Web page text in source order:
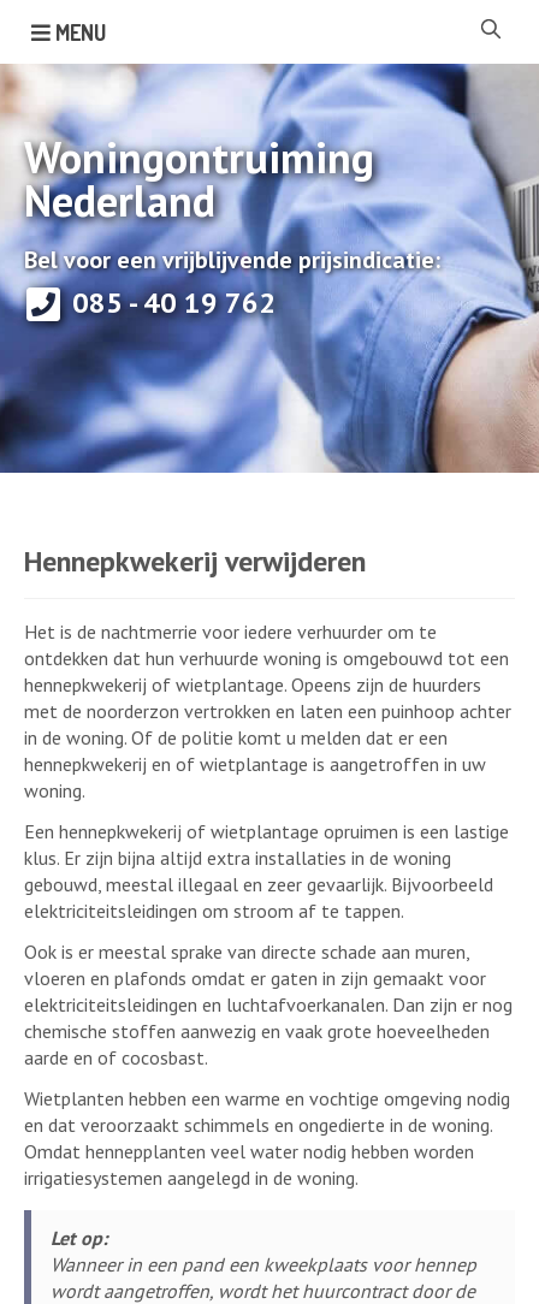
MENU
Woningontruiming
Nederland
Bel voor een vrijblijvende prijsindicatie:
085 - 40 19 762
Hennepkwekerij verwijderen
Het is de nachtmerrie voor iedere verhuurder om te
ontdekken dat hun verhuurde woning is omgebouwd tot een
hennepkwekerij of wietplantage. Opeens zijn de huurders
met de noorderzon vertrokken en laten een puinhoop achter
in de woning. Of de politie komt u melden dat er een
hennepkwekerij en of wietplantage is aangetroffen in uw
woning.
Een hennepkwekerij of wietplantage opruimen is een lastige
klus. Er zijn bijna altijd extra installaties in de woning
gebouwd, meestal illegaal en zeer gevaarlijk. Bijvoorbeeld
elektriciteitsleidingen om stroom af te tappen.
Ook is er meestal sprake van directe schade aan muren,
vloeren en plafonds omdat er gaten in zijn gemaakt voor
elektriciteitsleidingen en luchtafvoerkanalen. Dan zijn er nog
chemische stoffen aanwezig en vaak grote hoeveelheden
aarde en of cocosbast.
Wietplanten hebben een warme en vochtige omgeving nodig
en dat veroorzaakt schimmels en ongedierte in de woning.
Omdat hennepplanten veel water nodig hebben worden
irrigatiesystemen aangelegd in de woning.
Let op:
Wanneer in een pand een kweekplaats voor hennep
wordt aangetroffen, wordt het huurcontract door de